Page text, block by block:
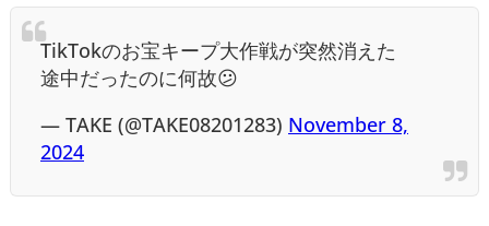
TikTokのお宝キープ大作戦が突然消えた
途中だったのに何故😕
— TAKE (@TAKE08201283) November 8,
2024